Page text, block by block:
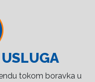
tokom boravka u